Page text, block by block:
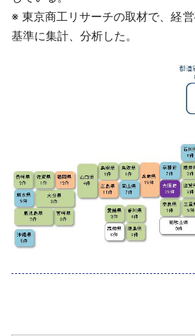
※ 東京商工リサーチの取材で、経
基準に集計、分析した。